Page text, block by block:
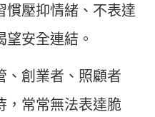
慣壓抑情緒、不表達
安全連結。
、創業者、照顧者
，常常無法表達脆